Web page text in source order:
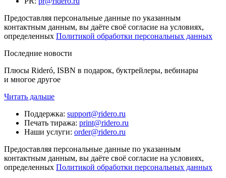
Предоставляя персональные данные по указанным
контактным данным, вы даёте своё согласие на условиях,
определенных Политикой обработки персональных данных
Последние новости
Плюсы Rideró, ISBN в подарок, буктрейлеры, вебинары
и многое другое
Читать дальше
Поддержка: support@ridero.ru
Печать тиража: print@ridero.ru
Наши услуги: order@ridero.ru
Предоставляя персональные данные по указанным
контактным данным, вы даёте своё согласие на условиях,
определенных Политикой обработки персональных данных